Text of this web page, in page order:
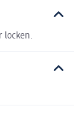
locken.